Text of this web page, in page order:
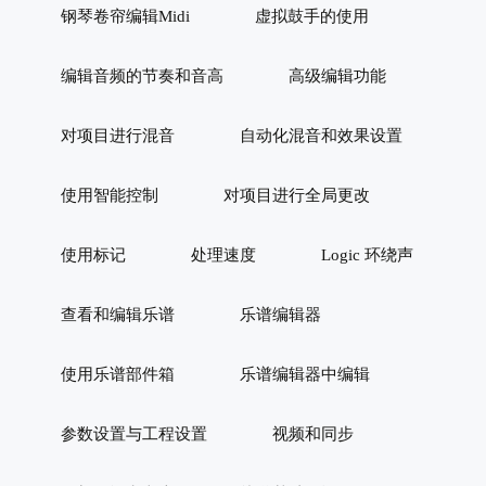
钢琴卷帘编辑Midi 虚拟鼓手的使用
编辑音频的节奏和音高 高级编辑功能
对项目进行混音 自动化混音和效果设置
使用智能控制 对项目进行全局更改
使用标记 处理速度 Logic 环绕声
查看和编辑乐谱 乐谱编辑器
使用乐谱部件箱 乐谱编辑器中编辑
参数设置与工程设置 视频和同步